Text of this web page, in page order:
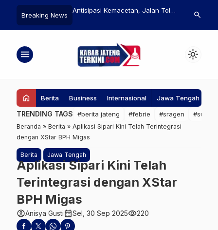
Breaking News
Lirik Potensi
Hijau
Antisipasi Kemacetan, Jalan Tol
Difungsikan Jelang Lebaran
Tingkatkan
search
menu light_mode
home Berita Business Internasional Jawa Tengah
TRENDING TAGS #berita jateng #febrie #sragen #suap
Beranda » Berita » Aplikasi Sipari Kini Telah Terintegrasi
dengan XStar BPH Migas
Berita Jawa Tengah
Aplikasi Sipari Kini Telah
Terintegrasi dengan XStar
BPH Migas
account_circleAnisya Gusticalendar_monthSel, 30 Sep 2025visibility220